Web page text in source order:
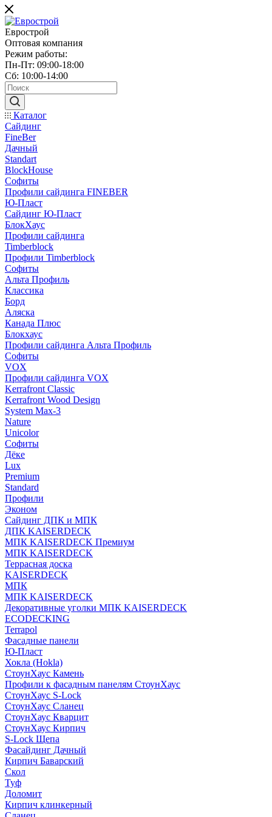
Еврострой
Оптовая компания
Режим работы:
Пн-Пт: 09:00-18:00
Сб: 10:00-14:00
Каталог
Сайдинг
FineBer
Дачный
Standart
BlockHouse
Софиты
Профили сайдинга FINEBER
Ю-Пласт
Сайдинг Ю-Пласт
БлокХаус
Профили сайдинга
Timberblock
Профили Timberblock
Софиты
Альта Профиль
Классика
Борд
Аляска
Канада Плюс
Блокхаус
Профили сайдинга Альта Профиль
Софиты
VOX
Профили сайдинга VOX
Kerrafront Classic
Kerrafront Wood Design
System Max-3
Nature
Unicolor
Софиты
Дёке
Lux
Premium
Standard
Профили
Эконом
Сайдинг ДПК и МПК
ДПК KAISERDECK
МПК KAISERDECK Премиум
МПК KAISERDECK
Террасная доска
KAISERDECK
МПК
МПК KAISERDECK
Декоративные уголки МПК KAISERDECK
ECODECKING
Terrapol
Фасадные панели
Ю-Пласт
Хокла (Hokla)
СтоунХаус Камень
Профили к фасадным панелям СтоунХаус
СтоунХаус S-Lock
СтоунХаус Сланец
СтоунХаус Кварцит
СтоунХаус Кирпич
S-Lock Щепа
Фасайдинг Дачный
Кирпич Баварский
Скол
Туф
Доломит
Кирпич клинкерный